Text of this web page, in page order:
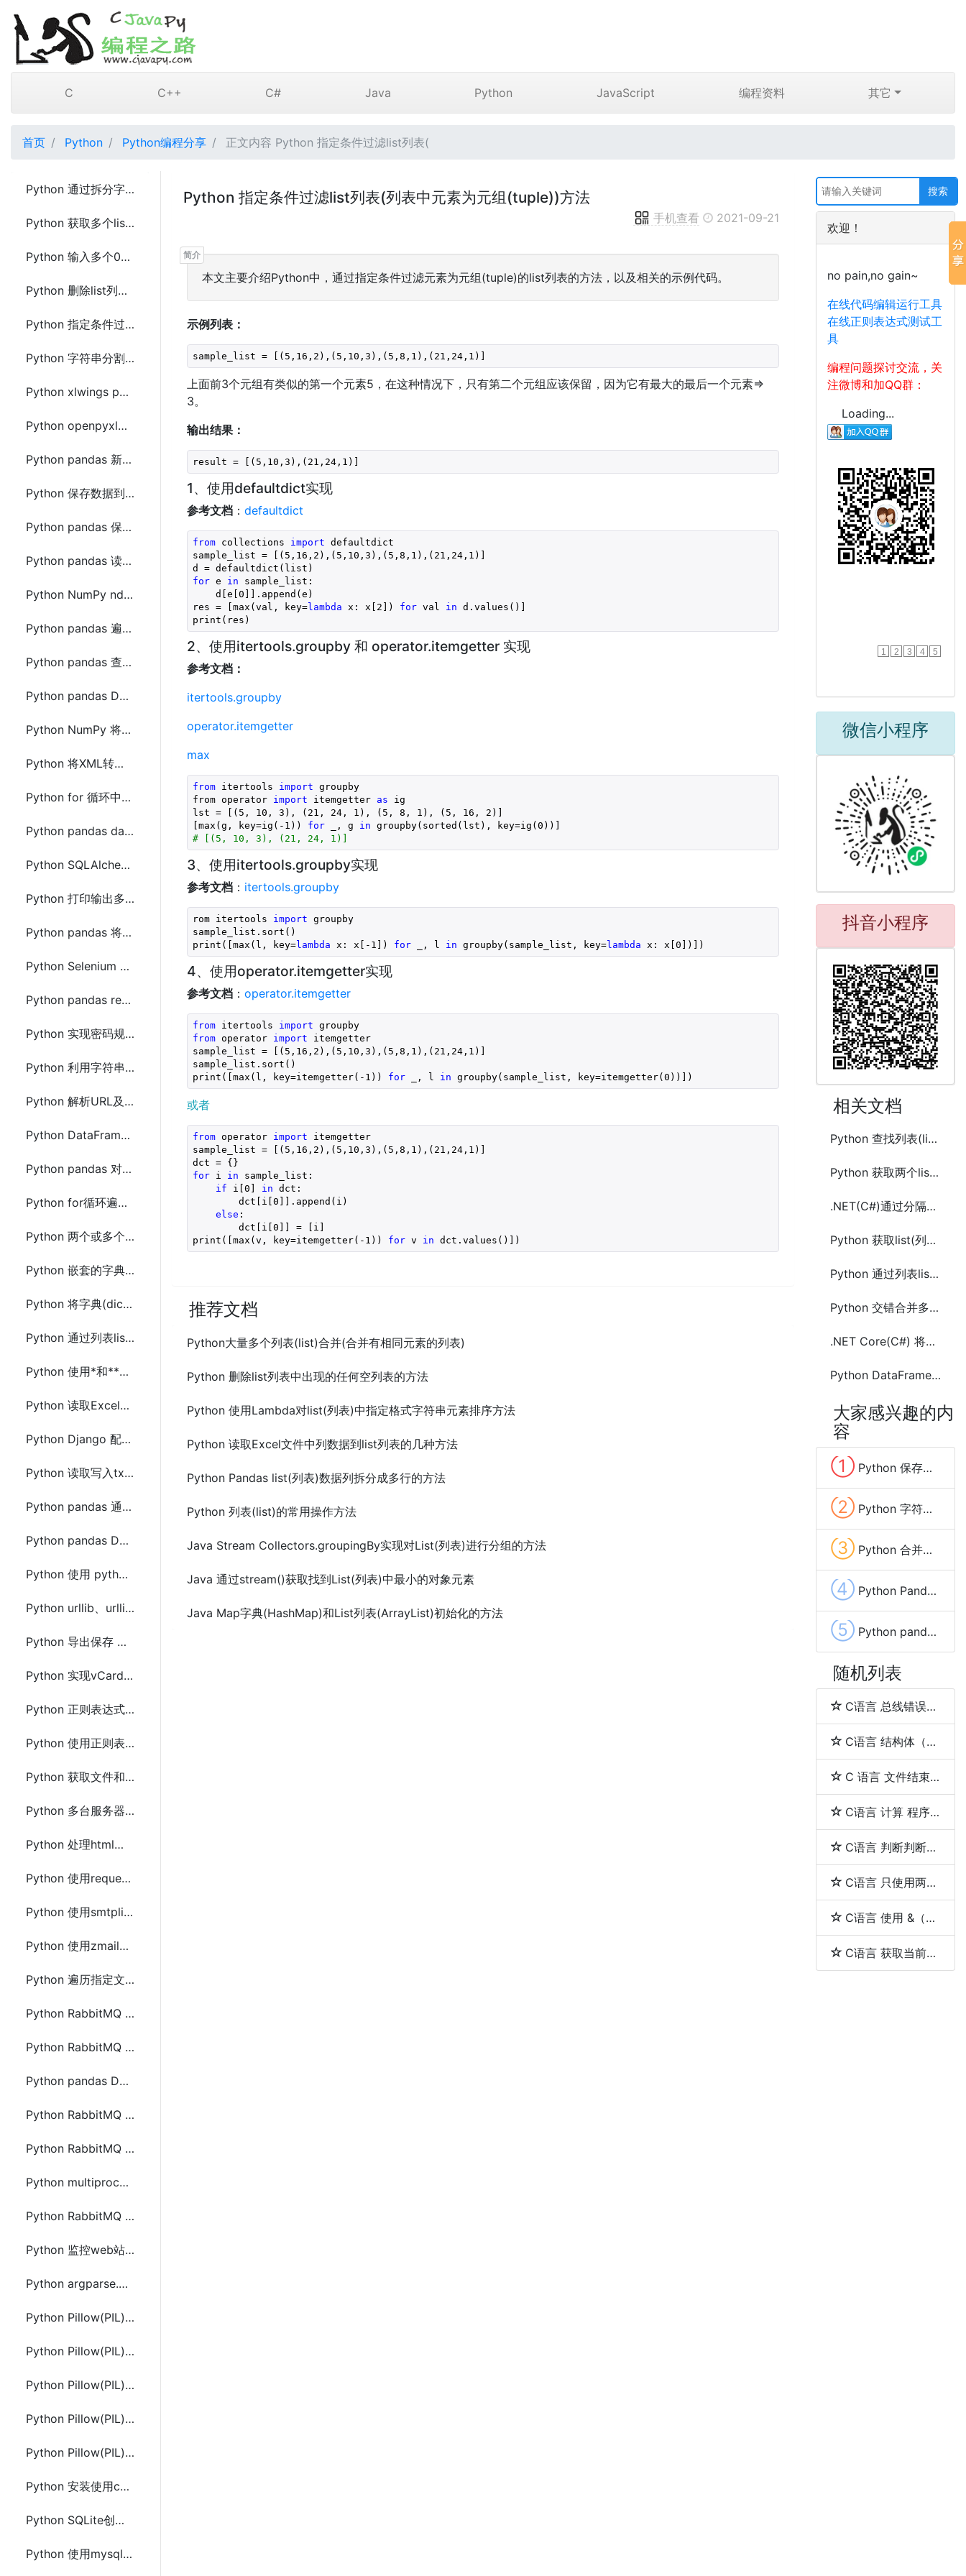
C C++ C# Java Python JavaScript 编程资料 其它
首页 Python Python编程分享 正文内容 Python 指定条件过滤list列表(
Python 通过拆分字典的key创建嵌套字典的方法及示例代码
Python 获取多个list数组的交集的方法
Python 输入多个0和1返回不同的二制数可能的排列数的方法及示例代码
Python 删除list列表中出现的任何空列表的方法
Python 指定条件过滤list列表(列表中元素为元组(tuple))方法
Python 字符串分割(split)指定多个分隔符的方法
Python xlwings pandas获取Excel中某列的数据的最大值和最小值
Python openpyxl和xlwings读取操作Excel的区别及使用示例
Python pandas 新建sheet保存到Excel文件的方法及示例代码
Python 保存数据到Excel文件的方法(pandas、xlwt、openpyxl、xlsxwriter)
Python pandas 保存Excel自动调整列宽的方法及示例代码
Python pandas 读取和保存DataFrame到Excel中多个sheet的方法及示例代码
Python NumPy ndarray 顺时针排序的方法及示例代码
Python pandas 遍历DataFrame中的行数据的方法及示例代码
Python pandas 查询过滤某列的值的方法及示例代码
Python pandas DataFrame转换成NumPy中array数组的方法及示例代码
Python NumPy 将其中的array数组存储到csv文件的方法及示例代码
Python 将XML转换成JSON数据的方法总结
Python for 循环中访问index索引的方法及示例代码
Python pandas dataframe iloc 和 loc 的用法及区别
Python SQLAlchemy查询结果使用json.dumps()转成JSON字符串方法
Python 打印输出多个三角形组成的三角形
Python pandas 将DataFrame两列合成一列的方法
Python Selenium ChromeDriver 获取指定标签元素内的html
Python pandas read_html()获取动态或静态页面中的table表格数据到Excel文件
Python 实现密码规则验证(正则表达式)
Python 利用字符串切片实现文本内容加密及解密
Python 解析URL及参数的方法(Python2和Python3)
Python DataFrame按某一列中的值计算其它列的最大值和最小值
Python pandas 对两个DataFrame排序并合并连接的方法
Python for循环遍历字典(dict)的方法
Python 两个或多个字典(dict)合并(取字典并集)
Python 嵌套的字典(dict)转成object对象的方法
Python 将字典(dict)转换为DataFrame的几种方法
Python 通过列表list创建生成字典dict的方法
Python 使用*和**解包字典dict和列表或元组参数(*args,**kwargs)
Python 读取Excel文件中列数据到list列表的几种方法
Python Django 配置使用django-ratelimit限制网站接口访问频率
Python 读取写入txt文本文件内容及简单记录日志
Python pandas 通过字段部分匹配合并连接两个DataFrame
Python pandas DataFrame 常用操作(新增、删除、修改和查询)
Python 使用 python-hosts 操作hosts文件(查找、增加和删除)
Python urllib、urllib2、urllib3、requests 区别及使用
Python 导出保存 MongoDB上数据到Excel(.xls和.csv)文件
Python 实现vCard 2.1和3.0 互相转换
Python 正则表达式分组匹配提取替换字符串(回调函数)
Python 使用正则表达式提取替换img(src)或a(href)标签的url
Python 获取文件和文件夹属性信息及文件夹下所有的文件(os.stat() 和 os.path)
Python 多台服务器实现文件及文件夹同步的方法
Python 处理html、url字符串编码和解码(base64,escape,urlencode)
Python 使用requests下载图片的方法及示例代码
Python 使用smtplib、zmail或yagmail发送邮件
Python 使用zmail、imapclient或imap_tools接收邮件
Python 遍历指定文件夹下所有文件批量操作的方法
Python RabbitMQ pika的安装及单生产单消费模型的使用
Python RabbitMQ pika的安装及work消息模型的使用
Python pandas DataFrame 行列使用常用操作
Python RabbitMQ pika的安装及fanout消息订阅模式的使用
Python RabbitMQ pika的安装及direct路由模式的使用
Python multiprocessing 多进程间通信传递DataFrame的方法
Python RabbitMQ pika的安装及topic匹配模式的使用
Python 监控web站点异常邮件提醒并自动重启
Python argparse.ArgumentParser的add_argument()用法
Python Pillow(PIL)安装及Image 类的使用
Python Pillow(PIL) 图像处理(分离、合并、裁剪、几何变换)
Python Pillow(PIL) ImageFilter和ImageColor的使用
Python Pillow(PIL) ImageFont的使用
Python Pillow(PIL) ImageDraw的使用
Python 安装使用cx_Oracle操作Oracle数据库
Python SQLite创建数据库和数据表及数据的增删改查
Python 使用mysql.connector、pymysql和 MYSQLdb(MysqlClient)操作MySQL数据库
Python 指定条件过滤list列表(列表中元素为元组(tuple))方法
手机查看 2021-09-21
本文主要介绍Python中，通过指定条件过滤元素为元组(tuple)的list列表的方法，以及相关的示例代码。
示例列表：
sample_list = [( 5 , 16 , 2 ),( 5 , 10 , 3 ),( 5 , 8 , 1 ),( 21 , 24, 1 )]
上面前3个元组有类似的第一个元素5，在这种情况下，只有第二个元组应该保留，因为它有最大的最后一个元素=>
3。
输出结果：
result = [( 5 , 10 , 3 ),( 21 , 24, 1 )]
1、使用defaultdict实现
参考文档 ： defaultdict
from collections import defaultdict
sample_list = [( 5 , 16 , 2 ),( 5 , 10 , 3 ),( 5 , 8 , 1 ),( 21 , 24, 1 )]
for e in sample_list:
    d[e[
0 ]].append(e)
res = [max(val, key=lambda x: x[ 2 ]) for val in d.values()]
print(res)
2、使用itertools.groupby 和 operator.itemgetter 实现
参考文档：
itertools.groupby
operator.itemgetter
max
from itertools import groupby
from operator import itemgetter as ig
lst = [( 5 , 10 , 3 ), ( 21 , 24, 1 ), ( 5 , 8 , 1 ), ( 5 , 16 , 2 )]
[max(g, key=ig( -1 )) for _, g in groupby(sorted(lst), key=ig(0 ))]
# [(5, 10, 3), (21, 24, 1)]
3、使用itertools.groupby实现
参考文档 ： itertools.groupby
rom itertools import groupby
sample_list.sort()
print([max(l, key=lambda x: x[ -1 ]) for _, l in groupby(sample_list, key=lambda x: x[0 ])])
4、使用operator.itemgetter实现
参考文档 ： operator.itemgetter
from itertools import
groupby
from operator import itemgetter
sample_list = [( 5 , 16 , 2 ),( 5 , 10 , 3 ),( 5 , 8 , 1 ),( 21 , 24, 1 )]
sample_list.sort()
print([max(l, key=itemgetter( -1 )) for _, l in groupby(sample_list, key=itemgetter(0 ))])
或者
from operator import itemgetter
sample_list = [( 5 , 16 , 2 ),( 5 , 10 , 3 ),( 5 , 8 , 1 ),( 21 , 24, 1 )]
for i in sample_list:
if i[0 ] in dct:
        dct[i[
0 ]].append(i)
else :
        dct[i[
0 ]] = [i]
print([max(v, key=itemgetter( -1 )) for v in dct.values()])
推荐文档
Python大量多个列表(list)合并(合并有相同元素的列表)
Python 删除list列表中出现的任何空列表的方法
Python 使用Lambda对list(列表)中指定格式字符串元素排序方法
Python 读取Excel文件中列数据到list列表的几种方法
Python Pandas list(列表)数据列拆分成多行的方法
Python 列表(list)的常用操作方法
Java Stream Collectors.groupingBy实现对List(列表)进行分组的方法
Java 通过stream()获取找到List(列表)中最小的对象元素
Java Map字典(HashMap)和List列表(ArrayList)初始化的方法
欢迎！
no pain,no gain~
在线代码编辑运行工具
在线正则表达式测试工
具
编程问题探讨交流，关
注微博和加QQ群：
Loading...
1 2 3 4 5
微信小程序
抖音小程序
相关文档
Python 查找列表(list)中最小或最大的唯一对象元素的方法及示例代码
Python 获取两个list列表中元素平均值的方法及示例代码
.NET(C#)通过分隔符列表(list)合并连接两个字符串列表(list)的方法
Python 获取list(列表)前n个不重复元素
Python 通过列表list创建生成字典dict的方法
Python 交错合并多个list列表的方法及示例代码
.NET Core(C#) 将List列表数据通过Linq转换创建字典(Dictionary)的方法及示例代码
Python DataFrame 列表类型的列(Series)折分成多行的方法
大家感兴趣的内
容
① Python 保存数据到Excel文件的方法(pandas、xlwt、openpyxl、xlsxwriter)
② Python 字符串变量中去除换行(\n,\r)和空格等特殊字符的方法
③ Python 合并两个字典(Dictionary)中相同key的value的方法及示例代码
④ Python Pandas list(列表)数据列拆分成多行的方法
⑤ Python pandas 保存Excel自动调整列宽的方法及示例代码
随机列表
C语言 总线错误（bus error）与段错误（segmentation fault）
C语言 结构体（struct）和联合体（union）的区别
C 语言 文件结束（EOF）
C语言 计算 程序的执行时间
C语言 判断判断用户输入的是否是一个整数
C语言 只使用两个指针反转一个单向链表
C语言 使用 &（取地址符）和 *（解引用符）
C语言 获取当前工作目录